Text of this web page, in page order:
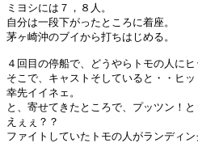
ミヨシには７，８人。
自分は一段下がったところに着座。
茅ヶ崎沖のブイから打ちはじめる。
４回目の停船で、どうやらトモの人にヒ
そこで、キャストそしていると・・ヒッ
幸先イイネェ。
と、寄せてきたところで、プッツン！
えぇぇ？？
ファイトしていたトモの人がランディ